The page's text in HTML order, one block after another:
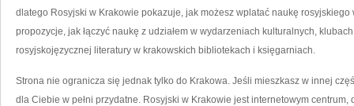
dlatego Rosyjski w Krakowie pokazuje, jak możesz wplatać naukę
propozycje, jak łączyć naukę z udziałem w wydarzeniach kulturalnych,
rosyjskojęzycznej literatury w krakowskich bibliotekach i księgarniach.
Strona nie ogranicza się jednak tylko do Krakowa. Jeśli mieszkasz w innej
dla Ciebie w pełni przydatne. Rosyjski w Krakowie jest internetowym